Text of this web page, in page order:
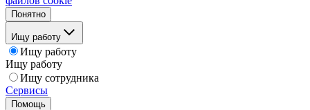
Понятно
Ищу работу
Ищу работу
Ищу работу
Ищу сотрудника
Сервисы
Помощь